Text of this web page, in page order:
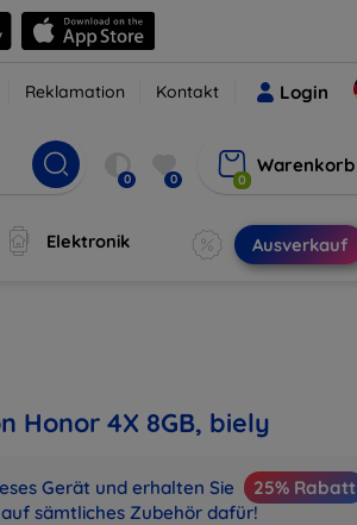
Reklamation Kontakt Login
0 0 0
Warenkorb
Elektronik Ausverkauf
Honor 4X 8GB, biely
Gerät und erhalten Sie
25% Rabatt
auf sämtliches Zubehör dafür!